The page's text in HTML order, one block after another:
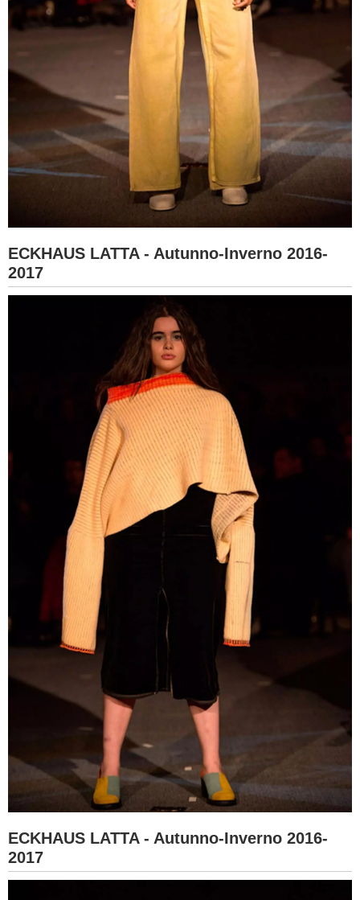
ECKHAUS LATTA - Autunno-Inverno 2016-
2017
ECKHAUS LATTA - Autunno-Inverno 2016-
2017